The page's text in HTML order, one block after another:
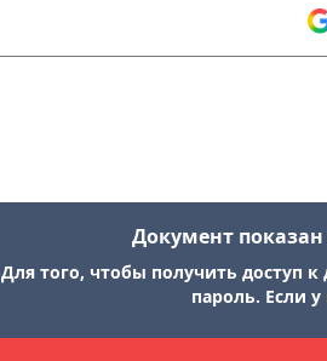
Документ
Для того, чтобы получить доступ
пароль. Если у